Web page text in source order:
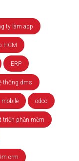
ty làm app
ERP
thống dms
mobile odoo
triển phần mềm
crm